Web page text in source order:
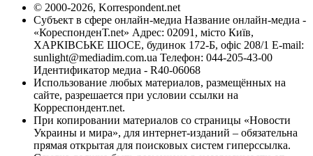
© 2000-2026, Korrespondent.net
Субъект в сфере онлайн-медиа Название онлайн-медиа -
«КореспонденТ.net» Адрес: 02091, місто Київ,
ХАРКІВСЬКЕ ШОСЕ, будинок 172-Б, офіс 208/1 E-mail:
sunlight@mediadim.com.ua Телефон: 044-205-43-00
Идентификатор медиа - R40-06068
Использование любых материалов, размещённых на
сайте, разрешается при условии ссылки на
Корреспондент.net.
При копировании материалов со страницы «Новости
Украины и мира», для интернет-изданий – обязательна
прямая открытая для поисковых систем гиперссылка.